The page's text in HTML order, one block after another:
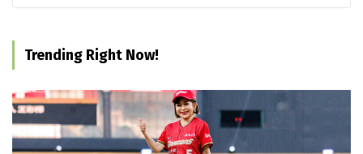
Trending Right Now!